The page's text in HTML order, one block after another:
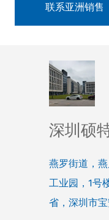
联系亚洲销售
深圳硕
燕罗街道，
工业园，1号
省，深圳市